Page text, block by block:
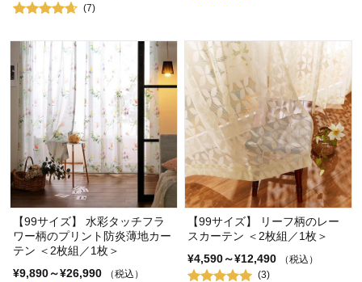
(7)
【99サイズ】 水彩タッチフラ
ワー柄のプリント防炎薄地カー
テン ＜2枚組／1枚＞
¥9,890～¥26,990
（税込）
【99サイズ】 リーフ柄のレー
スカーテン ＜2枚組／1枚＞
¥4,590～¥12,490
（税込）
(3)